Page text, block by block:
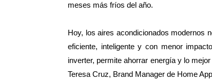
meses más fríos del año.
Hoy, los aires acondicionados modernos
eficiente, inteligente y con menor
inverter, permite ahorrar energía y lo
Teresa Cruz, Brand Manager de Home